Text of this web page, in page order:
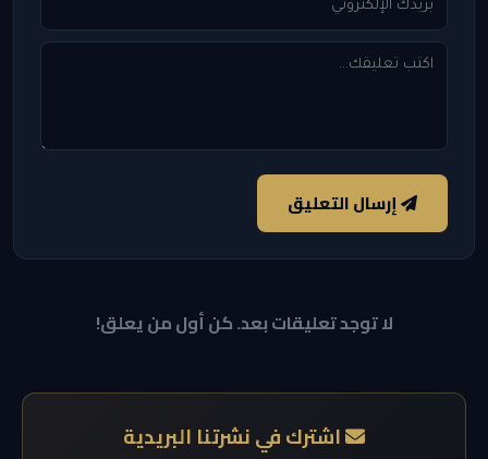
إرسال التعليق
لا توجد تعليقات بعد. كن أول من يعلق!
اشترك في نشرتنا البريدية